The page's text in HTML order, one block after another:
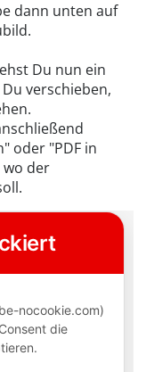
dann unten auf
Du nun ein
verschieben,
oder "PDF in
wo der